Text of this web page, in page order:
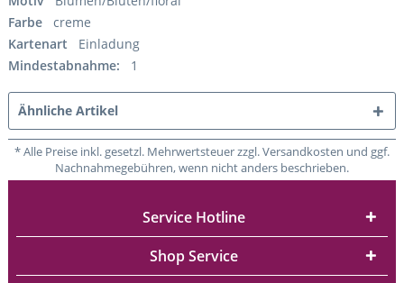
Farbe
creme
Kartenart
Einladung
Mindestabnahme:
1
Ähnliche Artikel
* Alle Preise inkl. gesetzl. Mehrwertsteuer zzgl. Versandkosten und ggf.
Nachnahmegebühren, wenn nicht anders beschrieben.
Service Hotline
Shop Service